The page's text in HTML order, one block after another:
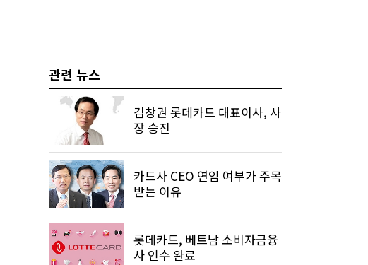
관련 뉴스
김창권 롯데카드 대표이사, 사
장 승진
카드사 CEO 연임 여부가 주목
받는 이유
롯데카드, 베트남 소비자금융
사 인수 완료